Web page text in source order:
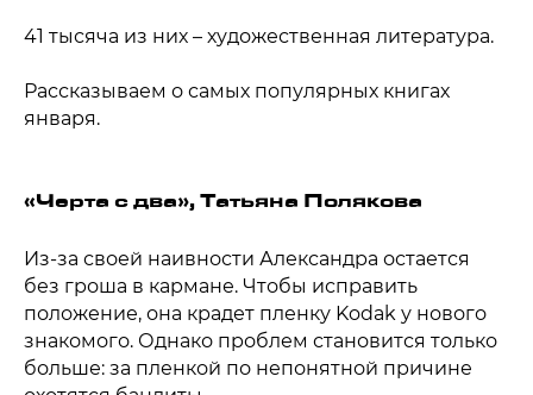
41 тысяча из них – художественная литература.
Рассказываем о самых популярных книгах
января.
«Черта с два», Татьяна Полякова
Из-за своей наивности Александра остается
без гроша в кармане. Чтобы исправить
положение, она крадет пленку Kodak у нового
знакомого. Однако проблем становится только
больше: за пленкой по непонятной причине